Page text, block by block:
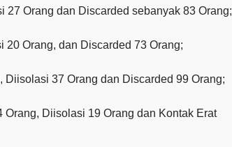
27 Orang dan Discarded sebanyak 83 Orang;
20 Orang, dan Discarded 73 Orang;
Diisolasi 37 Orang dan Discarded 99 Orang;
Diisolasi 19 Orang dan Kontak Erat